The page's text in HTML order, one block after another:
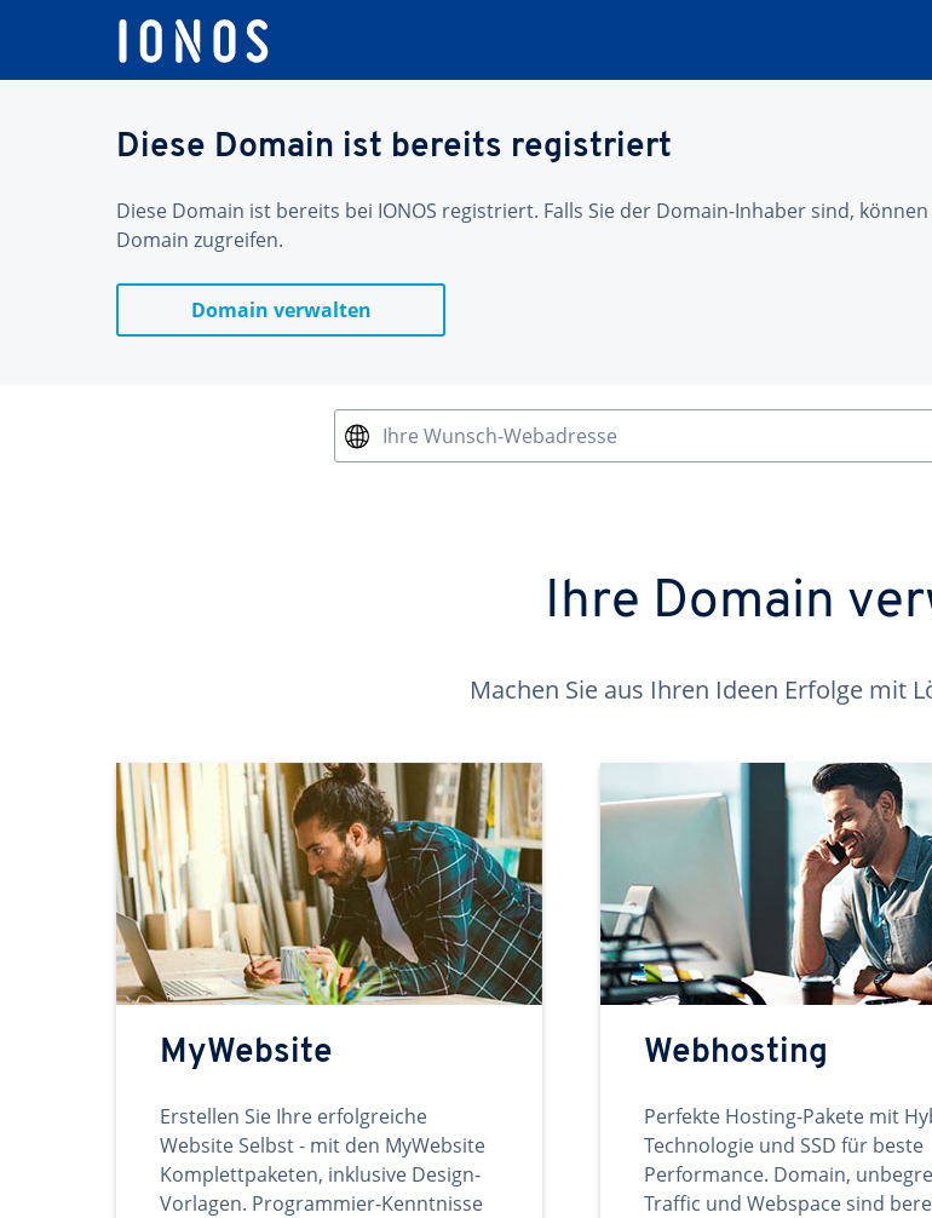
Diese Domain ist bereits registriert
Diese Domain ist bereits bei IONOS registriert. Falls Sie der Domain-Inhaber sind,
Domain zugreifen.
Domain verwalten
Ihre Wunsch-Webadresse
Ihre Domain
Machen Sie aus Ihren Ideen Erfolge mit
MyWebsite
Erstellen Sie Ihre erfolgreiche
Website Selbst - mit den MyWebsite
Komplettpaketen, inklusive Design-
Vorlagen. Programmier-Kenntnisse
Webhosting
Perfekte Hosting-Pakete mit
Technologie und SSD für beste
Performance. Domain,
Traffic und Webspace sind